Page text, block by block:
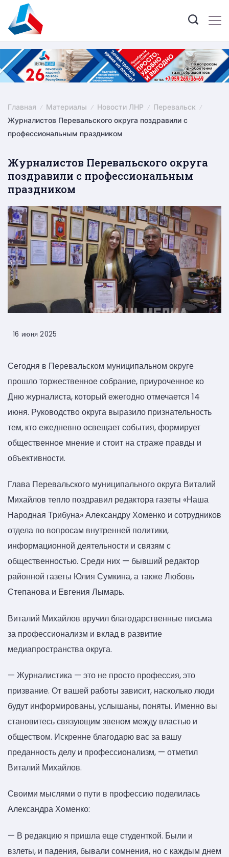
content
Главная Материалы Новости ЛНР
Перевальск
Журналистов Перевальского округа поздравили с
профессиональным праздником
Журналистов Перевальского округа
поздравили с профессиональным
праздником
16 июня 2025
Сегодня в Перевальском муниципальном округе
прошло торжественное собрание, приуроченное ко
Дню журналиста, который ежегодно отмечается 14
июня. Руководство округа выразило признательность
тем, кто ежедневно освещает события, формирует
общественное мнение и стоит на страже правды и
объективности.
Глава Перевальского муниципального округа Виталий
Михайлов тепло поздравил редактора газеты «Наша
Народная Трибуна» Александру Хоменко и сотрудников
отдела по вопросам внутренней политики,
информационной деятельности и связям с
общественностью. Среди них — бывший редактор
районной газеты Юлия Сумкина, а также Любовь
Степанова и Евгения Лымарь.
Виталий Михайлов вручил благодарственные письма
за профессионализм и вклад в развитие
медиапространства округа.
— Журналистика — это не просто профессия, это
призвание. От вашей работы зависит, насколько люди
будут информированы, услышаны, поняты. Именно вы
становитесь связующим звеном между властью и
обществом. Искренне благодарю вас за вашу
преданность делу и профессионализм, — отметил
Виталий Михайлов.
Своими мыслями о пути в профессию поделилась
Александра Хоменко:
— В редакцию я пришла еще студенткой. Были и
взлеты, и падения, бывали сомнения, но с каждым днем